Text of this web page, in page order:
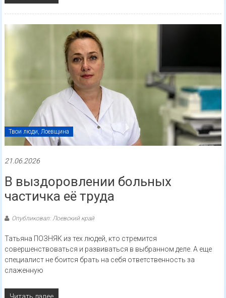
Твои люди, Лоевщина
21.06.2026
В выздоровлении больных
частичка её труда
Опубликовал: Лоевский край
Татьяна ПОЗНЯК из тех людей, кто стремится
совершенствоваться и развиваться в выбранном деле. А еще
специалист не боится брать на себя ответственность за
слаженную